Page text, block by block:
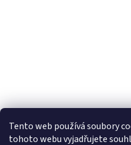
Tento web používá soubory
tohoto webu vyjadřujete